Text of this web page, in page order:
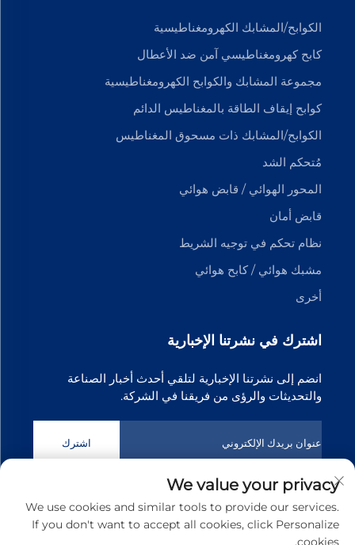
الكوابح/المشابك الكهرومغناطيسية
كابح كهرومغناطيسي آمن ضد الأعطال
مجموعة المشابك والكوابح الكهرومغناطيسية
كوابح إيقاف الطاقة بالمغناطيس الدائم
الكوابح/المشابك ذات مسحوق المغناطيس
مُتحكم الشد
المحور الهوائي / قابض هوائي
قابض أمان
نظام تحكم في توجيه الشريط
مشبك هوائي / كابح هوائي
أخرى
اشترك في نشرتنا الإخبارية
انضم إلى نشرتنا الإخبارية لتلقي أحدث أخبار الصناعة
والتحديثات والرؤى من فريقنا في الشركة.
اشترك
حقوق الطبع والنشر © 2025 شركة دونغقوان تيانجي لتكنولوجيا نقل
الحركة المحدودة. جميع الحقوق محفوظةسياسة الخصوصية
We value your privacy
We use cookies and similar tools to provide our services.
If you don't want to accept all cookies, click Personalize
cookies.